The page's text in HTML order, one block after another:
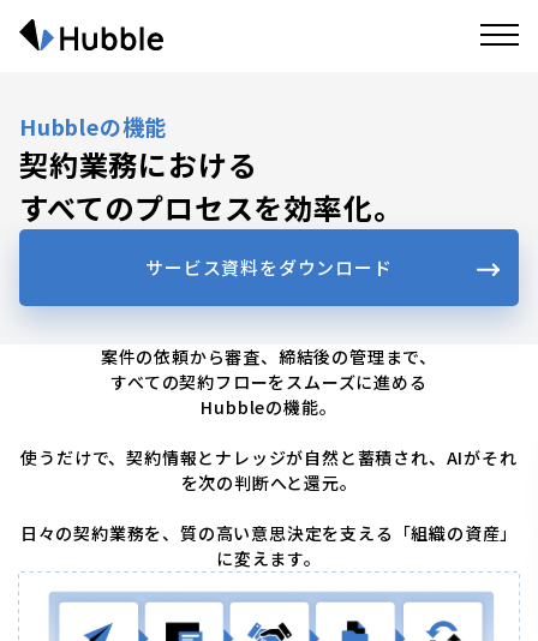
Hubbleの機能
契約業務における
すべてのプロセスを効率化。
サービス資料をダウンロード
案件の依頼から審査、締結後の管理まで、
すべての契約フローをスムーズに進める
Hubbleの機能。
使うだけで、契約情報とナレッジが自然と蓄積され、 AIがそれ
を次の判断へと還元。
日々の契約業務を、 質の高い意思決定を支える「組織の資産」
に変えます。